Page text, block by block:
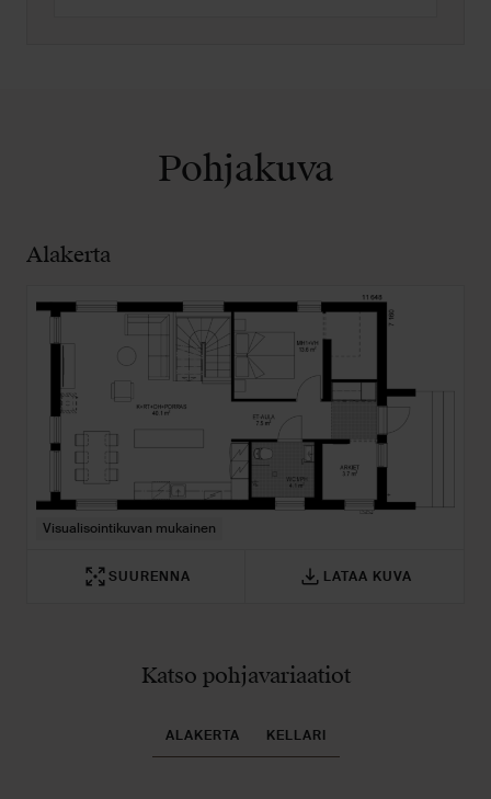
Pohjakuva
Kellari
SUURENNA LATAA KUVA
Alakerta
Visualisointikuvan mukainen
SUURENNA LATAA KUVA
Kellari
SUURENNA LATAA KUVA
Alakerta
Visualisointikuvan mukainen
SUURENNA LATAA KUVA
Katso pohjavariaatiot
ALAKERTA KELLARI